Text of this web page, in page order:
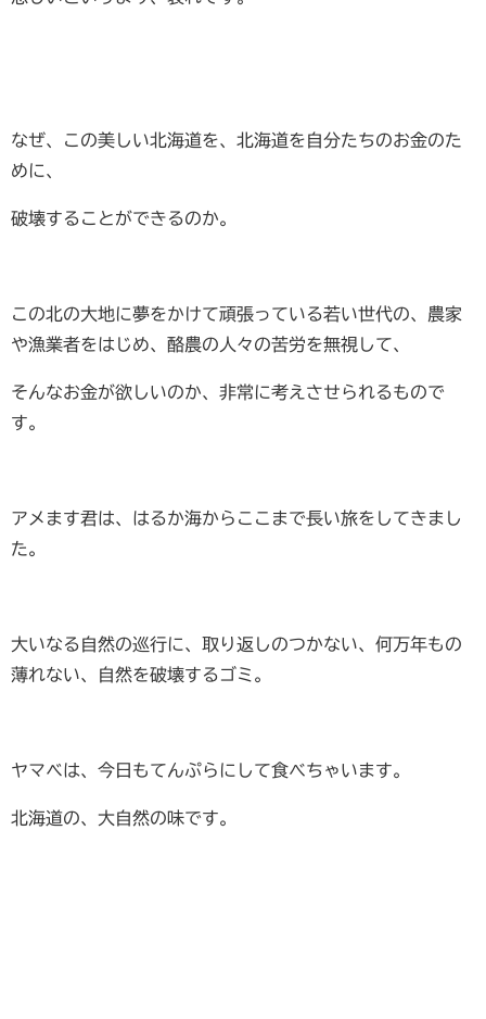
なぜ、この美しい北海道を、北海道を自分たちのお金のた
めに、
破壊することができるのか。
この北の大地に夢をかけて頑張っている若い世代の、農家
や漁業者をはじめ、酪農の人々の苦労を無視して、
そんなお金が欲しいのか、非常に考えさせられるもので
す。
アメます君は、はるか海からここまで長い旅をしてきまし
た。
大いなる自然の巡行に、取り返しのつかない、何万年もの
薄れない、自然を破壊するゴミ。
ヤマベは、今日もてんぷらにして食べちゃいます。
北海道の、大自然の味です。